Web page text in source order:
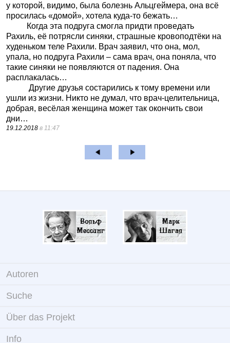
у которой, видимо, была болезнь Альцгеймера, она всё
просилась «домой», хотела куда-то бежать…
Когда эта подруга смогла придти проведать
Рахиль, её потрясли синяки, страшные кровоподтёки на
худеньком теле Рахили. Врач заявил, что она, мол,
упала, но подруга Рахили – сама врач, она поняла, что
такие синяки не появляются от падения. Она
расплакалась…
Другие друзья состарились к тому времени или
ушли из жизни. Никто не думал, что врач-целительница,
добрая, весёлая женщина может так окончить свои
дни…
19.12.2018 в 11:47
Autoren
Suche
Über das Projekt
Info